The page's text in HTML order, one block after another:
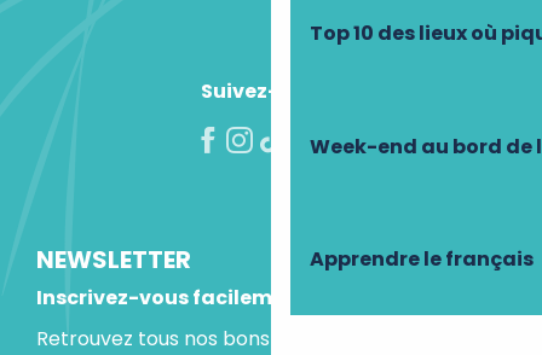
Top 10 des lieux où
Week-end au bord de
Apprendre le français
Suivez-nous !
NEWSLETTER
Inscrivez-vous facilement
Retrouvez tous nos bons plans et idées séjours